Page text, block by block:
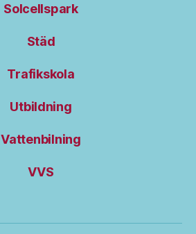
Solcellspark
Städ
Trafikskola
Utbildning
Vattenbilning
VVS